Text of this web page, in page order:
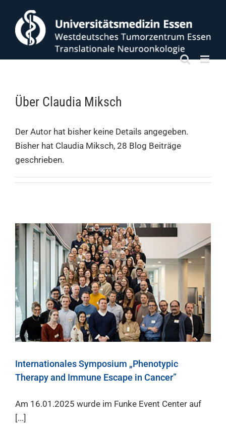
Inhalt
springen
Über Claudia Miksch
Der Autor hat bisher keine Details angegeben.
Bisher hat Claudia Miksch, 28 Blog Beiträge
geschrieben.
Internationales Symposium „Phenotypic
Therapy and Immune Escape in Cancer”
Am 16.01.2025 wurde im Funke Event Center auf
[...]